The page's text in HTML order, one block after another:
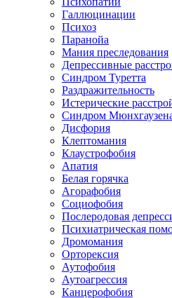
Галлюцинации
Психоз
Паранойа
Мания преследования
Депрессивные
Синдром Туретта
Раздражительность
Истерические
Синдром
Дисфория
Клептомания
Клаустрофобия
Апатия
Белая горячка
Агорафобия
Социофобия
Послеродовая
Психиатрическая
Дромомания
Орторексия
Аутофобия
Аутоагрессия
Канцерофобия